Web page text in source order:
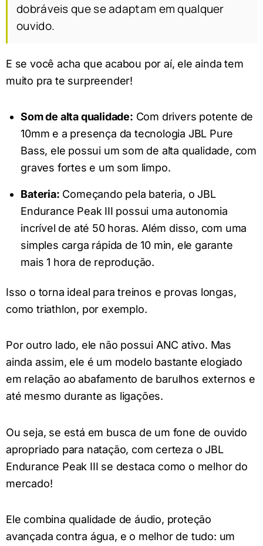
dobráveis que se adaptam em qualquer
ouvido.
E se você acha que acabou por aí, ele ainda tem
muito pra te surpreender!
Som de alta qualidade: Com drivers potente de
10mm e a presença da tecnologia JBL Pure
Bass, ele possui um som de alta qualidade, com
graves fortes e um som limpo.
Bateria: Começando pela bateria, o JBL
Endurance Peak III possui uma autonomia
incrível de até 50 horas. Além disso, com uma
simples carga rápida de 10 min, ele garante
mais 1 hora de reprodução.
Isso o torna ideal para treinos e provas longas,
como triathlon, por exemplo.
Por outro lado, ele não possui ANC ativo. Mas
ainda assim, ele é um modelo bastante elogiado
em relação ao abafamento de barulhos externos e
até mesmo durante as ligações.
Ou seja, se está em busca de um fone de ouvido
apropriado para natação, com certeza o JBL
Endurance Peak III se destaca como o melhor do
mercado!
Ele combina qualidade de áudio, proteção
avançada contra água, e o melhor de tudo: um